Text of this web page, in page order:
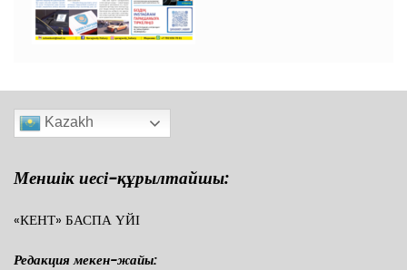
Kazakh
Меншік иесі-құрылтайшы:
«КЕНТ» БАСПА ҮЙІ
Редакция мекен-жайы: